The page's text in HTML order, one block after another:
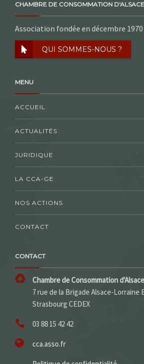
CHAMBRE DE CONSOMMATION
Association fondée en décembre 1970
QUI SOMMES-NOUS ?
MENU
ACCUEIL
ACTUALITÉS
JURIDIQUE
LA CCA-GE
NOS ACTIONS
CONTACT
CONTACT
Chambre de Consommation
7 rue de la Brigade Alsace-Lorraine
Strasbourg CEDEX
03 88 15 42 42
cca.asso.fr